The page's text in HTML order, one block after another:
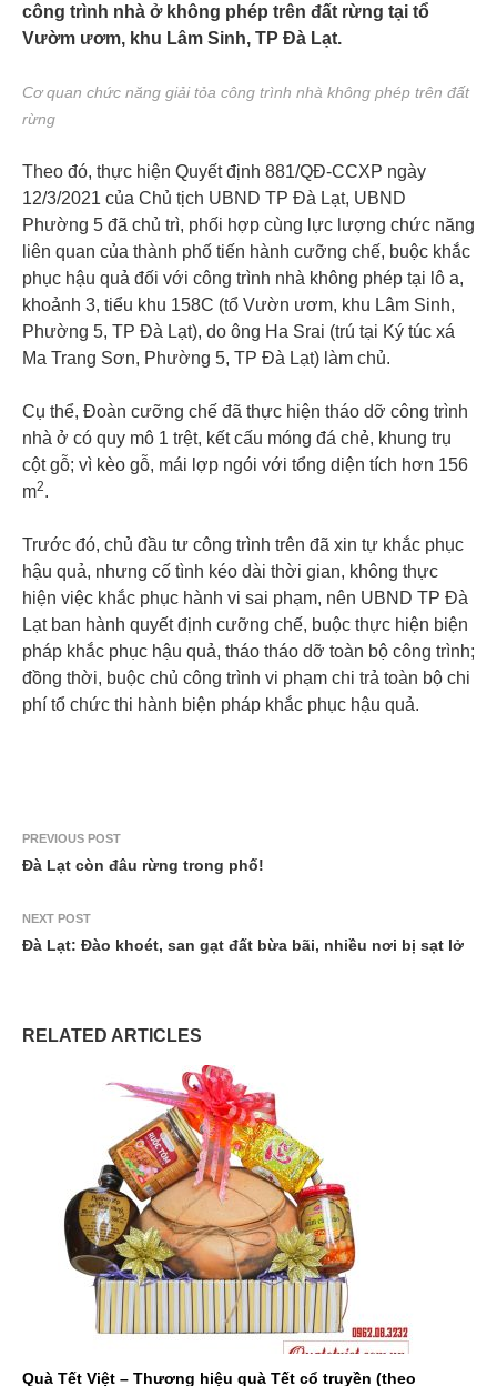
công trình nhà ở không phép trên đất rừng tại tổ
Vườm ươm, khu Lâm Sinh, TP Đà Lạt.
Cơ quan chức năng giải tỏa công trình nhà không phép trên đất
rừng
Theo đó, thực hiện Quyết định 881/QĐ-CCXP ngày
12/3/2021 của Chủ tịch UBND TP Đà Lạt, UBND
Phường 5 đã chủ trì, phối hợp cùng lực lượng chức năng
liên quan của thành phố tiến hành cưỡng chế, buộc khắc
phục hậu quả đối với công trình nhà không phép tại lô a,
khoảnh 3, tiểu khu 158C (tổ Vườn ươm, khu Lâm Sinh,
Phường 5, TP Đà Lạt), do ông Ha Srai (trú tại Ký túc xá
Ma Trang Sơn, Phường 5, TP Đà Lạt) làm chủ.
Cụ thể, Đoàn cưỡng chế đã thực hiện tháo dỡ công trình
nhà ở có quy mô 1 trệt, kết cấu móng đá chẻ, khung trụ
cột gỗ; vì kèo gỗ, mái lợp ngói với tổng diện tích hơn 156
m2.
Trước đó, chủ đầu tư công trình trên đã xin tự khắc phục
hậu quả, nhưng cố tình kéo dài thời gian, không thực
hiện việc khắc phục hành vi sai phạm, nên UBND TP Đà
Lạt ban hành quyết định cưỡng chế, buộc thực hiện biện
pháp khắc phục hậu quả, tháo tháo dỡ toàn bộ công trình;
đồng thời, buộc chủ công trình vi phạm chi trả toàn bộ chi
phí tổ chức thi hành biện pháp khắc phục hậu quả.
PREVIOUS POST
Đà Lạt còn đâu rừng trong phố!
NEXT POST
Đà Lạt: Đào khoét, san gạt đất bừa bãi, nhiều nơi bị sạt lở
RELATED ARTICLES
Quà Tết Việt – Thương hiệu quà Tết cổ truyền (theo